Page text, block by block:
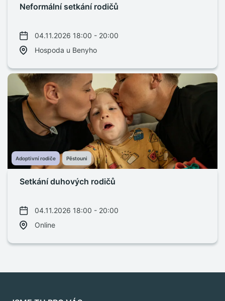
Neformální setkání rodičů
04.11.2026 18:00 - 20:00
Hospoda u Benyho
Adoptivní rodiče Pěstouni
Setkání duhových rodičů
04.11.2026 18:00 - 20:00
Online